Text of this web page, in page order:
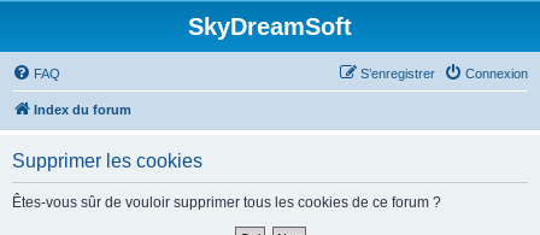
SkyDreamSoft
FAQ Connexion
S’enregistrer
Index du forum
Supprimer les cookies
Êtes-vous sûr de vouloir supprimer tous les cookies de ce forum ?